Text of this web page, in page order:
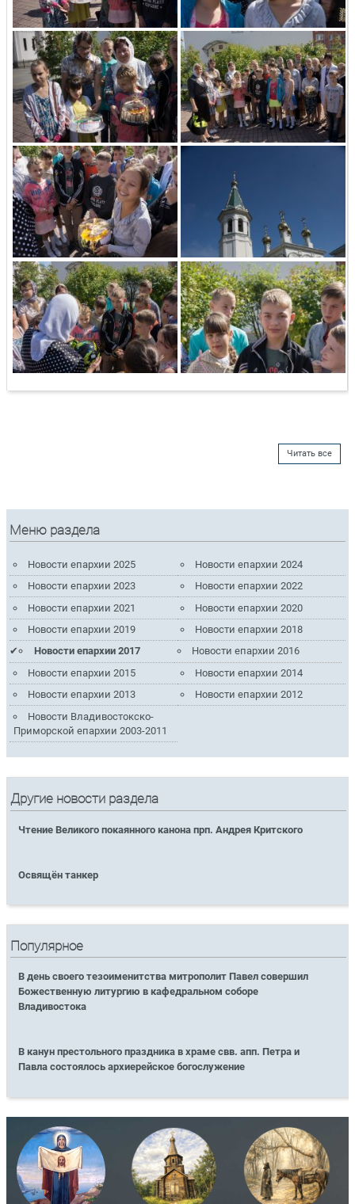
Читать все
Меню раздела
Новости епархии 2025
Новости епархии 2024
Новости епархии 2023
Новости епархии 2022
Новости епархии 2021
Новости епархии 2020
Новости епархии 2019
Новости епархии 2018
Новости епархии 2017
Новости епархии 2016
Новости епархии 2015
Новости епархии 2014
Новости епархии 2013
Новости епархии 2012
Новости Владивостокско-
Приморской епархии 2003-2011
Другие новости раздела
Чтение Великого покаянного канона прп. Андрея Критского
Освящён танкер
Популярное
В день своего тезоименитства митрополит Павел совершил
Божественную литургию в кафедральном соборе
Владивостока
В канун престольного праздника в храме свв. апп. Петра и
Павла состоялось архиерейское богослужение